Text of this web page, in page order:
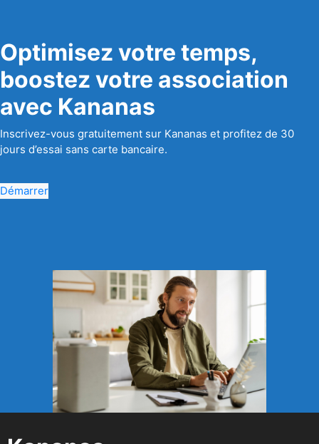
Optimisez votre temps,
boostez votre association
avec Kananas
Inscrivez-vous gratuitement sur Kananas et profitez de 30
jours d’essai sans carte bancaire.
Démarrer